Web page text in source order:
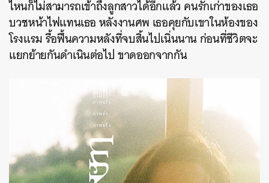
ไหนก็ไม่สามารถเข้าถึงลูกสาวได้อีกแล้ว คนรักเก่าของเธอ
บวชหน้าไฟแทนเธอ หลังงานศพ เธอคุยกับเขาในห้องของ
โรงแรม รื้อฟื้นความหลังที่จบสิ้นไปเนิ่นนาน ก่อนที่ชีวิตจะ
แยกย้ายกันดำเนินต่อไป ขาดออกจากกัน